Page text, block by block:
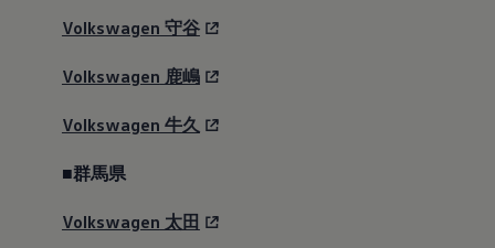
Volkswagen 守谷
Volkswagen 鹿嶋
Volkswagen 牛久
■群馬県
Volkswagen 太田